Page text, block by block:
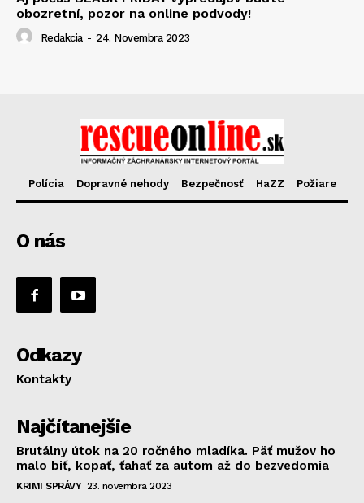
obozretní, pozor na online podvody!
Redakcia - 24. Novembra 2023
Polícia Dopravné nehody Bezpečnosť HaZZ Požiare
O nás
Odkazy
Kontakty
Najčítanejšie
Brutálny útok na 20 ročného mladíka. Päť mužov ho
malo biť, kopať, ťahať za autom až do bezvedomia
KRIMI SPRÁVY 23. novembra 2023